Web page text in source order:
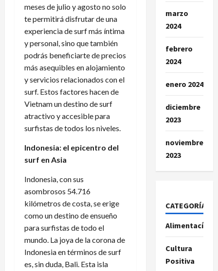
meses de julio y agosto no solo
te permitirá disfrutar de una
experiencia de surf más íntima
y personal, sino que también
podrás beneficiarte de precios
más asequibles en alojamiento
y servicios relacionados con el
surf. Estos factores hacen de
Vietnam un destino de surf
atractivo y accesible para
surfistas de todos los niveles.
Indonesia: el epicentro del
surf en Asia
Indonesia, con sus
asombrosos 54.716
kilómetros de costa, se erige
como un destino de ensueño
para surfistas de todo el
mundo. La joya de la corona de
Indonesia en términos de surf
es, sin duda, Bali. Esta isla
marzo
2024
febrero
2024
enero 2024
diciembre
2023
noviembre
2023
CATEGORÍAS
Alimentacíon
Cultura
Positiva